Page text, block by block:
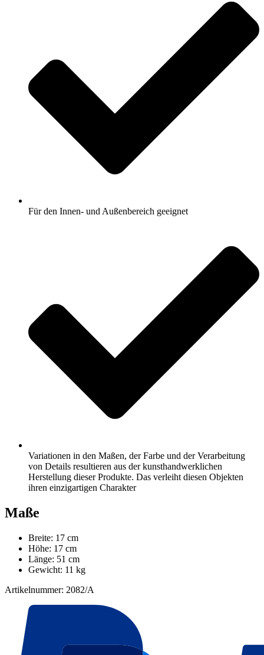
Für den Innen- und Außenbereich geeignet
Variationen in den Maßen, der Farbe und der Verarbeitung
von Details resultieren aus der kunsthandwerklichen
Herstellung dieser Produkte. Das verleiht diesen Objekten
ihren einzigartigen Charakter
Maße
Breite: 17 cm
Höhe: 17 cm
Länge: 51 cm
Gewicht: 11 kg
Artikelnummer: 2082/A